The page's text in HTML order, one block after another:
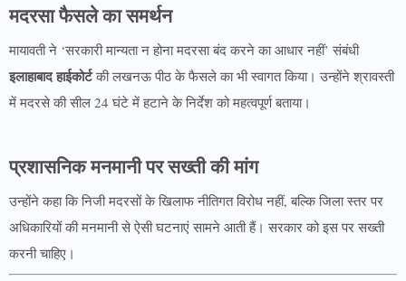
मदरसा फैसले का समर्थन
मायावती ने ‘सरकारी मान्यता न होना मदरसा बंद करने का आधार नहीं’ संबंधी
इलाहाबाद हाईकोर्टकी लखनऊ पीठ के फैसले का भी स्वागत किया। उन्होंने श्रावस्ती
में मदरसे की सील 24 घंटे में हटाने के निर्देश को महत्वपूर्ण बताया।
प्रशासनिक मनमानी पर सख्ती की मांग
उन्होंने कहा कि निजी मदरसों के खिलाफ नीतिगत विरोध नहीं, बल्कि जिला स्तर पर
अधिकारियों की मनमानी से ऐसी घटनाएं सामने आती हैं। सरकार को इस पर सख्ती
करनी चाहिए।